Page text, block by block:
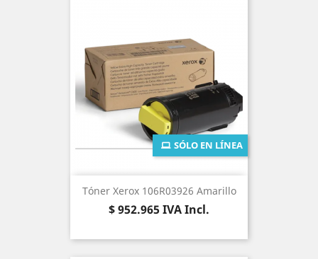
Tóner Xerox 106R03926 Amarillo
Precio
$ 952.965IVA Incl.
SÓLO EN LÍNEA